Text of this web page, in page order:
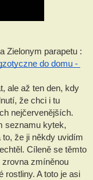
do domu -
ale až ten den, kdy
že chci i tu
nejčervenějších.
seznamu kytek,
to, že ji někdy uvidím
Cíleně se těmto
zmíněnou
rostliny. A toto je asi